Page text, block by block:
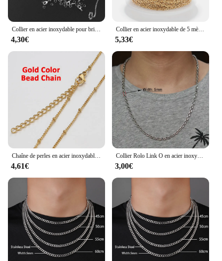
Collier en acier inoxydable pour bricolage, lien, artisanat fait à la main, accessoires de bracelet, bijoux de direction, 1,5mm, 2mm, lot de 10m
4,30€
Collier en acier inoxydable de 5 mètres, 1.5/2mm, chaîne à maillons, accessoires artisanaux faits à la main, Bracelet, DIY, fabrication de bijoux, 4 couleurs
5,33€
Chaîne de perles en acier inoxydable, 10 pièces 5 pièces, pour bricolage, résultats de fabrication de bijoux 45cm + 5cm, chaîne avec fermoirs à homard, ne se décolore pas
4,61€
Collier Rolo Link O en acier inoxydable pour hommes et femmes, pendentif à breloque, bijoux de document en argent, accessoires exécutifs, cadeau de Noël
3,00€